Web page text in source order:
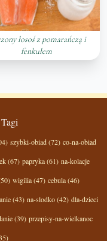
łosoś z pomarańczą i
fenkułem
szybki-obiad (72) co-na-obiad
(67) papryka (61) na-kolacje
wigilia (47) cebula (46)
(43) na-slodko (42) dla-dzieci
(39) przepisy-na-wielkanoc